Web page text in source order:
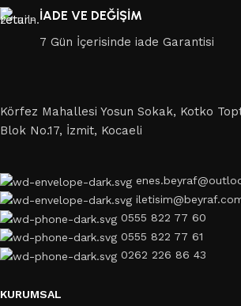
İADE VE DEĞİŞİM
7 Gün İçerisinde iade Garantisi
Körfez Mahallesi Yosun Sokak, Kotko
Blok No.17, İzmit, Kocaeli
0555 822 77 60
0555 822 77 61
0262 226 86 43
KURUMSAL